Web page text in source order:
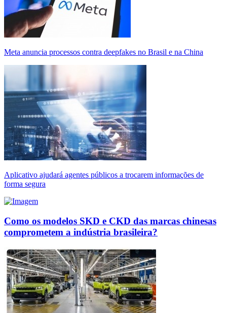
Meta anuncia processos contra deepfakes no Brasil e na China
Aplicativo ajudará agentes públicos a trocarem informações de
forma segura
Como os modelos SKD e CKD das marcas chinesas
comprometem a indústria brasileira?